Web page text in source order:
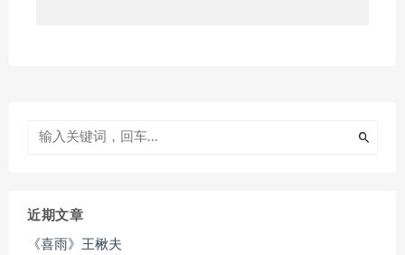
近期文章
《喜雨》王楸夫